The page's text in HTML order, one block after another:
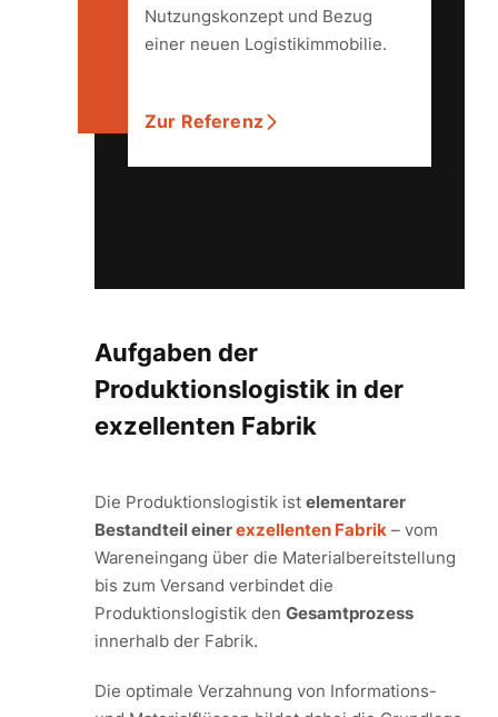
Nutzungskonzept und Bezug
einer neuen Logistikimmobilie.
Zur Referenz
Aufgaben der
Produktionslogistik in der
exzellenten Fabrik
Die Produktionslogistik ist elementarer
Bestandteil einerexzellenten Fabrik – vom
Wareneingang über die Materialbereitstellung
bis zum Versand verbindet die
Produktionslogistik den Gesamtprozess
innerhalb der Fabrik.
Die optimale Verzahnung von Informations-